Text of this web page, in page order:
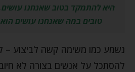
היא להתמקד בטוב שאנחנו
טובים במה שאנחנו עושים
נשמע כמו משימה קשה לביצוע –
להסתכל על אנשים בצורה לא